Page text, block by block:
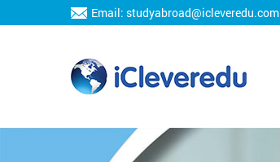
Email: studyabroad@icleveredu.com